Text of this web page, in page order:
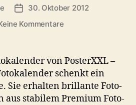
Veröffentlichungsdatum
30. Oktober 2012
Kommentarezu
Gutscheine
von PosterXXL –
schenkt ein
Sie erhalten brillante Foto-
aus stabilem Premium Foto-